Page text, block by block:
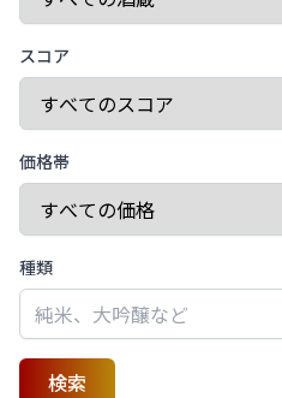
スコア
価格帯
種類
検索